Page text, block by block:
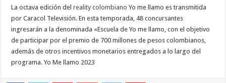
La octava edición del reality colombiano Yo me llamo es transmitida
por Caracol Televisión.​ En esta temporada, 48 concursantes
ingresarán a la denominada «Escuela de Yo me llamo, con el objetivo
de participar por el premio de 700 millones de pesos colombianos,
además de otros incentivos monetarios entregados a lo largo del
programa. Yo Me llamo 2023 ​